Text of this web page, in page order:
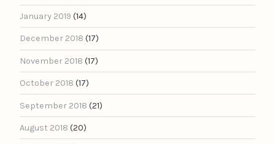
January 2019 (14)
December 2018 (17)
November 2018 (17)
October 2018 (17)
September 2018 (21)
August 2018 (20)